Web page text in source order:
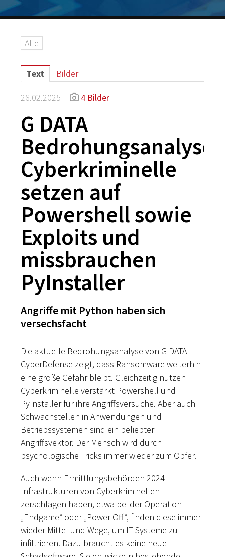
Logos
IT-Security
G DATA Campus
Kontakt
Alle
Text Bilder
26.02.2025 | 4 Bilder
G DATA
Bedrohungsanalyse:
Cyberkriminelle
setzen auf
Powershell sowie
Exploits und
missbrauchen
PyInstaller
Angriffe mit Python haben sich
versechsfacht
Die aktuelle Bedrohungsanalyse von G DATA
CyberDefense zeigt, dass Ransomware weiterhin
eine große Gefahr bleibt. Gleichzeitig nutzen
Cyberkriminelle verstärkt Powershell und
PyInstaller für ihre Angriffsversuche. Aber auch
Schwachstellen in Anwendungen und
Betriebssystemen sind ein beliebter
Angriffsvektor. Der Mensch wird durch
psychologische Tricks immer wieder zum Opfer.
Auch wenn Ermittlungsbehörden 2024
Infrastrukturen von Cyberkriminellen
zerschlagen haben, etwa bei der Operation
„Endgame“ oder „Power Off“, finden diese immer
wieder Mittel und Wege, um IT-Systeme zu
infiltrieren. Dazu braucht es keine neue